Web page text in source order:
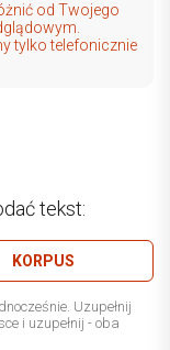
od Twojego
tylko telefonicznie
tekst:
KORPUS
Uzupełnij
i uzupełnij - oba